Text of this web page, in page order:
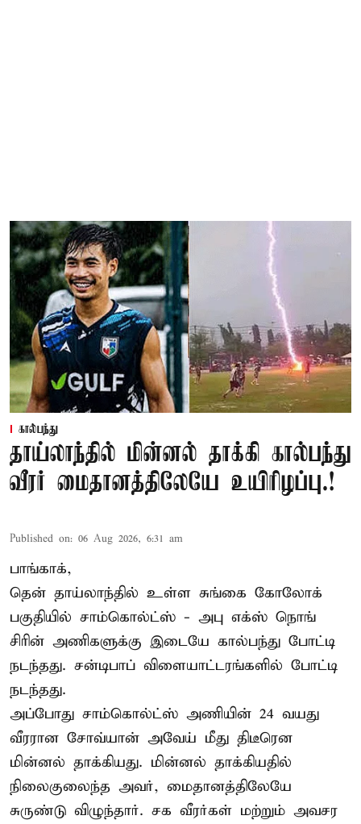
கால்பந்து
தாய்லாந்தில் மின்னல் தாக்கி கால்பந்து
வீரர் மைதானத்திலேயே உயிரிழப்பு.!
Published on: 06 Aug 2026, 6:31 am
பாங்காக்,
தென் தாய்லாந்தில் உள்ள சுங்கை கோலோக்
பகுதியில் சாம்கொல்ட்ஸ் - அபு எக்ஸ் நொங்
சிரின் அணிகளுக்கு இடையே கால்பந்து போட்டி
நடந்தது. சன்டிபாப் விளையாட்டரங்களில் போட்டி
நடந்தது.
அப்போது சாம்கொல்ட்ஸ் அணியின் 24 வயது
வீரரான சோவ்யான் அவேய் மீது திடீரென
மின்னல் தாக்கியது. மின்னல் தாக்கியதில்
நிலைகுலைந்த அவர், மைதானத்திலேயே
சுருண்டு விழுந்தார். சக வீரர்கள் மற்றும் அவசர